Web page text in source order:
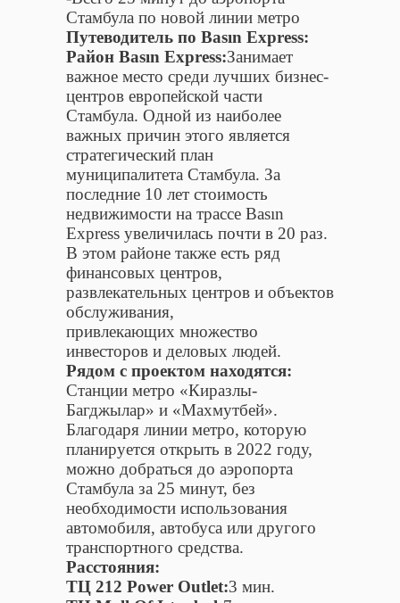
Стамбула по новой линии метро
Путеводитель по Basın Express:
Район Basın Express:Занимает
важное место среди лучших бизнес-
центров европейской части
Стамбула. Одной из наиболее
важных причин этого является
стратегический план
муниципалитета Стамбула. За
последние 10 лет стоимость
недвижимости на трассе Basın
Express увеличилась почти в 20 раз.
В этом районе также есть ряд
финансовых центров,
развлекательных центров и объектов
обслуживания,
привлекающих множество
инвесторов и деловых людей.
Рядом с проектом находятся:
Станции метро «Киразлы-
Багджылар» и «Махмутбей».
Благодаря линии метро, которую
планируется открыть в 2022 году,
можно добраться до аэропорта
Стамбула за 25 минут, без
необходимости использования
автомобиля, автобуса или другого
транспортного средства.
Расстояния:
ТЦ 212 Power Outlet:3 мин.